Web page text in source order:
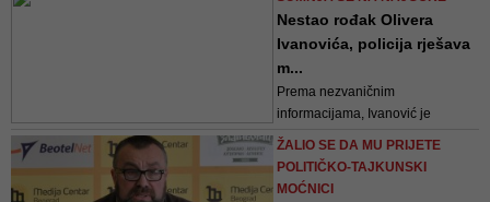
ubijen Ivanović, kao ni snimke
okolnih nadzornih kamera
Nestao rođak Olivera
Ivanovića, policija rješava
m...
Prema nezvaničnim
informacijama, Ivanović je
nedavno prodao stan u Kosovskoj
Mitrovici
ŽALIO SE DA MU PRIJETE
POLITIČKO-TAJKUNSKI
MOĆNICI